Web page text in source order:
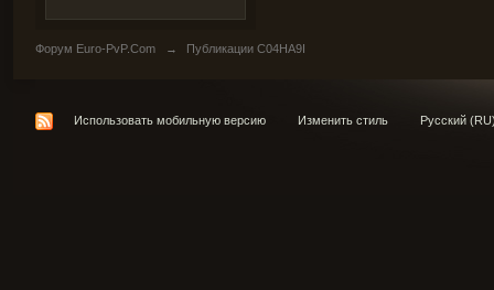
Форум Euro-PvP.Com → Публикации C04HA9I
Использовать мобильную версию Изменить стиль Русский